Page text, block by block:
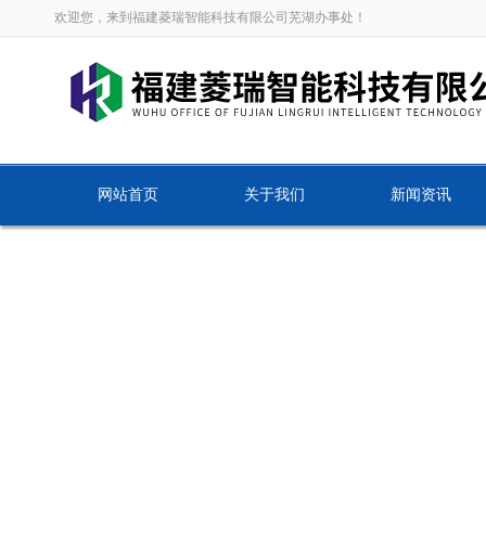
欢迎您，来到福建菱瑞智能科技有限公司芜湖办事处！
网站首页 关于我们 新闻资讯